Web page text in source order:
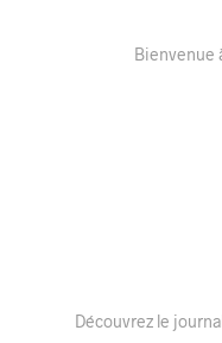
Bienvenue
Découvrez le